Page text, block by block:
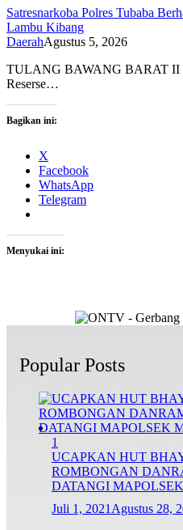
Satresnarkoba Polres Tubaba
Lambu Kibang
DaerahAgustus 5, 2026
TULANG BAWANG BARAT II
Reserse…
Bagikan ini:
X
Facebook
WhatsApp
Telegram
Menyukai ini:
Popular Posts
1
UCAPKAN HUT
ROMBONGAN
DATANGI
Juli 1, 2021Agustus 28,